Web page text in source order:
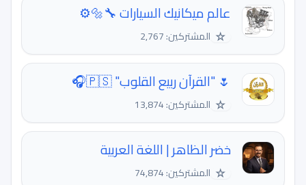
عالم ميكانيك السيارات 🔧🔩⚙️
☆ المشتركين: 2,767
🌷 "القرآن ربيع القلوب" 🇵🇸🎧
☆ المشتركين: 13,874
خضر الظاهر | اللغة العربية
☆ المشتركين: 74,874